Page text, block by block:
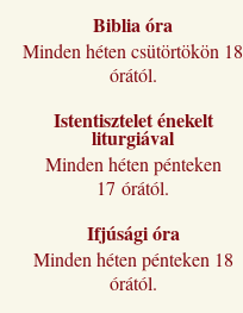
Biblia óra
Minden héten csütörtökön 18
órától.
Istentisztelet énekelt
liturgiával
Minden héten pénteken
17 órától.
Ifjúsági óra
Minden héten pénteken 18
órától.